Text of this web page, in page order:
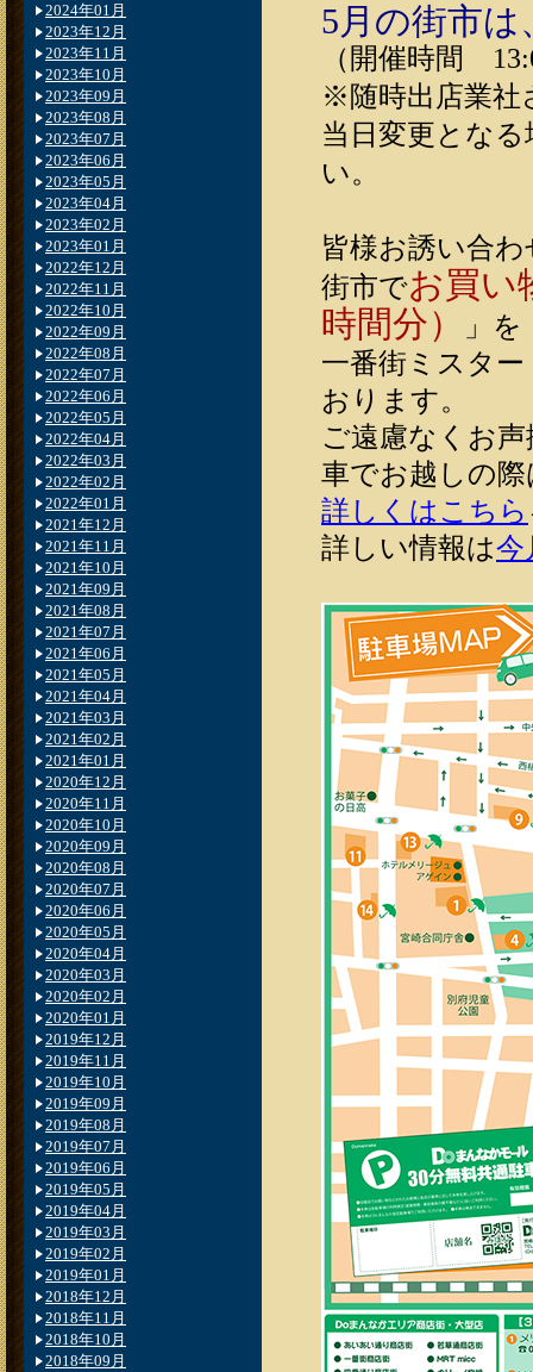
5月の街市は
（開催時間
※随時出店業社
当日変更とな
い。
皆様お誘い合
街市でお買い
時間分）
」を
一番街ミスタ
おります。
ご遠慮なくお
車でお越しの
詳しくはこちら
詳しい情報は今
2024年01月
2023年12月
2023年11月
2023年10月
2023年09月
2023年08月
2023年07月
2023年06月
2023年05月
2023年04月
2023年02月
2023年01月
2022年12月
2022年11月
2022年10月
2022年09月
2022年08月
2022年07月
2022年06月
2022年05月
2022年04月
2022年03月
2022年02月
2022年01月
2021年12月
2021年11月
2021年10月
2021年09月
2021年08月
2021年07月
2021年06月
2021年05月
2021年04月
2021年03月
2021年02月
2021年01月
2020年12月
2020年11月
2020年10月
2020年09月
2020年08月
2020年07月
2020年06月
2020年05月
2020年04月
2020年03月
2020年02月
2020年01月
2019年12月
2019年11月
2019年10月
2019年09月
2019年08月
2019年07月
2019年06月
2019年05月
2019年04月
2019年03月
2019年02月
2019年01月
2018年12月
2018年11月
2018年10月
2018年09月